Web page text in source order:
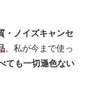
・ノイズキャンセ
。私が今まで使っ
ても一切遜色ない